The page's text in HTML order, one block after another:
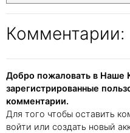
Комментарии:
Добро пожаловать в Наше
зарегистрированные
комментарии.
Для того чтобы оставить
войти или создать новый